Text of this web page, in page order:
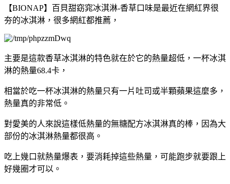
【BIONAP】百貝甜窈窕冰淇淋-香草口味是最近在網紅界很
夯的冰淇淋，很多網紅都推薦，
主要是這款香草冰淇淋的特色就在於它的熱量超低，一杯冰淇
淋的熱量68.4卡，
相當於吃一杯冰淇淋的熱量只有一片吐司或半顆蘋果這麼多，
熱量真的非常低。
對愛美的人來說這樣低熱量的無糖配方冰淇淋真的棒，因為大
部份的冰淇淋熱量都很高。
吃上幾口就熱量爆表，要消耗掉這些熱量，可能跑步就要跟上
好幾圈才可以。